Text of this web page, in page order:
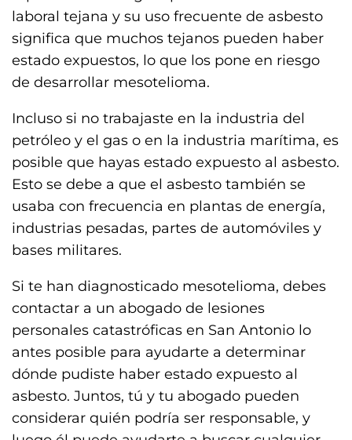
laboral tejana y su uso frecuente de asbesto
significa que muchos tejanos pueden haber
estado expuestos, lo que los pone en riesgo
de desarrollar mesotelioma.
Incluso si no trabajaste en la industria del
petróleo y el gas o en la industria marítima, es
posible que hayas estado expuesto al asbesto.
Esto se debe a que el asbesto también se
usaba con frecuencia en plantas de energía,
industrias pesadas, partes de automóviles y
bases militares.
Si te han diagnosticado mesotelioma, debes
contactar a un abogado de lesiones
personales catastróficas en San Antonio lo
antes posible para ayudarte a determinar
dónde pudiste haber estado expuesto al
asbesto. Juntos, tú y tu abogado pueden
considerar quién podría ser responsable, y